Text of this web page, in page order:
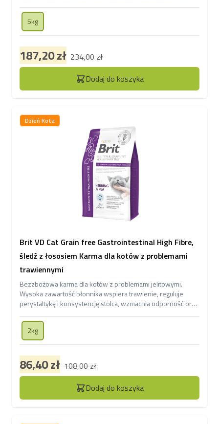
5kg
187,20 zł 234,00 zł
Dodaj do koszyka
Brit VD Cat Grain free Gastrointestinal High Fibre,
śledź z łososiem Karma dla kotów z problemami
trawiennymi
Bezzbożowa karma dla kotów z problemami jelitowymi.
Wysoka zawartość błonnika wspiera trawienie, reguluje
perystaltykę i konsystencję stolca, wzmacnia odporność oraz
2kg
86,40 zł 108,00 zł
Dodaj do koszyka
Dzień Kota